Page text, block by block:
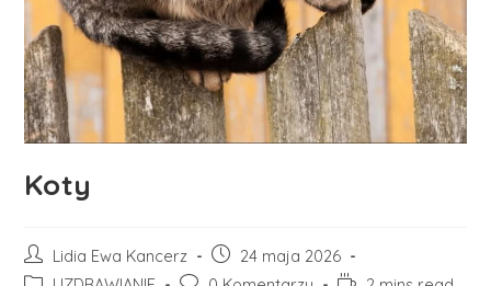
Koty
Post
author:
Lidia Ewa Kancerz
Post
published:
24 maja 2026